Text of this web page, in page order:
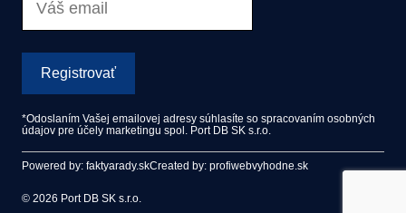
Registrovať
*Odoslaním Vašej emailovej adresy súhlasíte so spracovaním osobných
údajov pre účely marketingu spol. Port DB SK s.r.o.
© 2026 Port DB SK s.r.o.
Powered by: faktyarady.skCreated by: profiwebvyhodne.sk